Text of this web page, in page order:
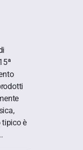
tipico è